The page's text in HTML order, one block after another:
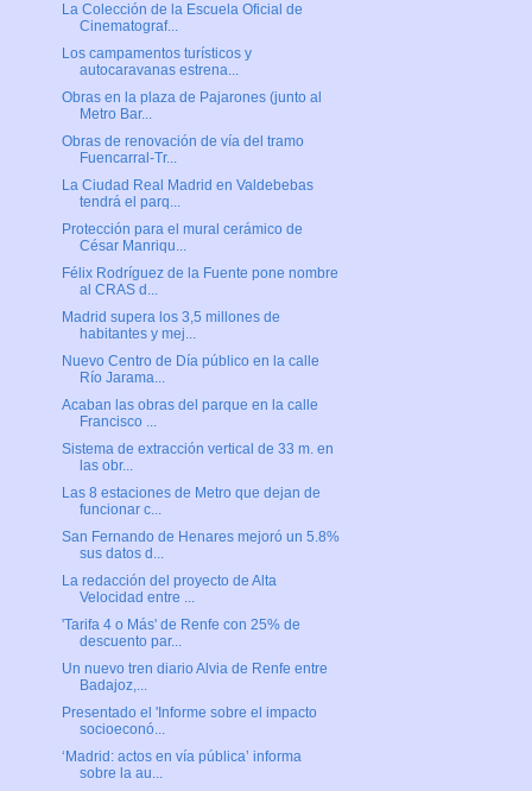
La Colección de la Escuela Oficial de
Cinematograf...
Los campamentos turísticos y
autocaravanas estrena...
Obras en la plaza de Pajarones (junto al
Metro Bar...
Obras de renovación de vía del tramo
Fuencarral-Tr...
La Ciudad Real Madrid en Valdebebas
tendrá el parq...
Protección para el mural cerámico de
César Manriqu...
Félix Rodríguez de la Fuente pone nombre
al CRAS d...
Madrid supera los 3,5 millones de
habitantes y mej...
Nuevo Centro de Día público en la calle
Río Jarama...
Acaban las obras del parque en la calle
Francisco ...
Sistema de extracción vertical de 33 m. en
las obr...
Las 8 estaciones de Metro que dejan de
funcionar c...
San Fernando de Henares mejoró un 5.8%
sus datos d...
La redacción del proyecto de Alta
Velocidad entre ...
'Tarifa 4 o Más' de Renfe con 25% de
descuento par...
Un nuevo tren diario Alvia de Renfe entre
Badajoz,...
Presentado el 'Informe sobre el impacto
socioeconó...
‘Madrid: actos en vía pública’ informa
sobre la au...